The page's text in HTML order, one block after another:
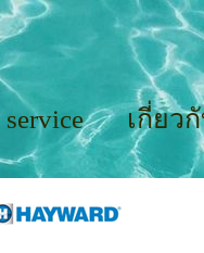
service เกี่ยว